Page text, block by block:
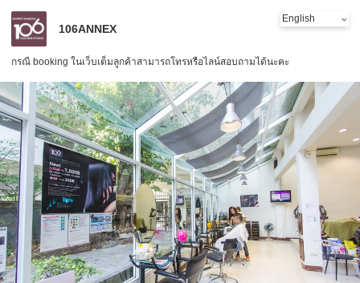
106ANNEX
กรณี booking ในเว็บเต็มลูกค้าสามารถโทรหรือไลน์สอบถามได้นะคะ